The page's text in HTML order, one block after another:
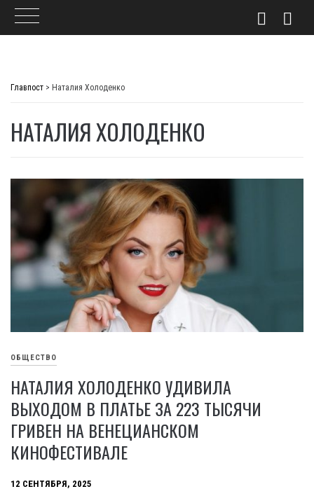
Главпост > Наталия Холоденко
НАТАЛИЯ ХОЛОДЕНКО
ОБЩЕСТВО
НАТАЛИЯ ХОЛОДЕНКО УДИВИЛА
ВЫХОДОМ В ПЛАТЬЕ ЗА 223 ТЫСЯЧИ
ГРИВЕН НА ВЕНЕЦИАНСКОМ
КИНОФЕСТИВАЛЕ
12 СЕНТЯБРЯ, 2025